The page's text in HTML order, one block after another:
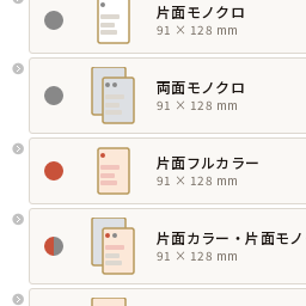
片面モノクロ
91 × 128 mm
両面モノクロ
91 × 128 mm
片面フルカラー
91 × 128 mm
片面カラー・片面モ
91 × 128 mm